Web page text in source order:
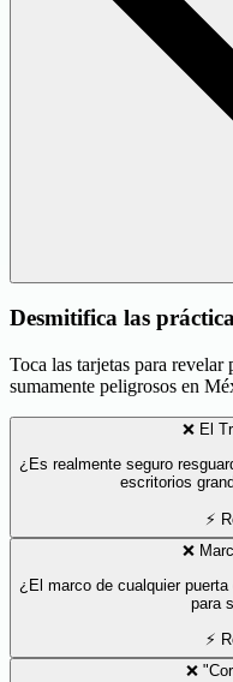
Desmitifica las
Toca las tarjetas para
sumamente peligrosos en
❌ El
¿Es realmente seguro
escritorios
⚡
❌
¿El marco de cualquier
para
⚡
❌